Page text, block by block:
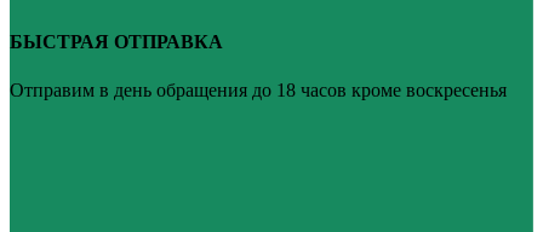
БЫСТРАЯ ОТПРАВКА
Отправим в день обращения до 18 часов кроме воскресенья